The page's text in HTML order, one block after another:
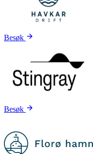
Besøk
Besøk